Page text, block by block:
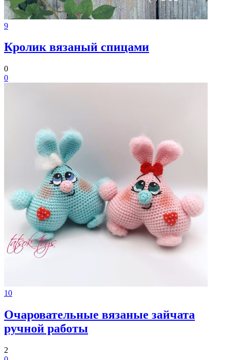
9
Кролик вязаный спицами
0
0
10
Очаровательные вязаные зайчата
ручной работы
2